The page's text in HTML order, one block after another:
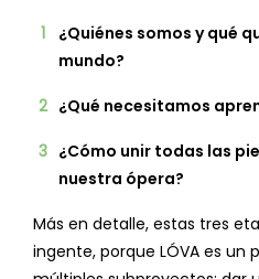
¿Quiénes somos y qué
mundo?
¿Qué necesitamos
¿Cómo unir todas las
nuestra ópera?
Más en detalle, estas tres
ingente, porque LÓVA es